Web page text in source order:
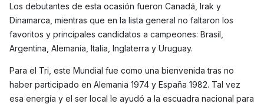
Los debutantes de esta ocasión fueron Canadá, Irak y
Dinamarca, mientras que en la lista general no faltaron los
favoritos y principales candidatos a campeones: Brasil,
Argentina, Alemania, Italia, Inglaterra y Uruguay.
Para el Tri, este Mundial fue como una bienvenida tras no
haber participado en Alemania 1974 y España 1982. Tal vez
esa energía y el ser local le ayudó a la escuadra nacional para